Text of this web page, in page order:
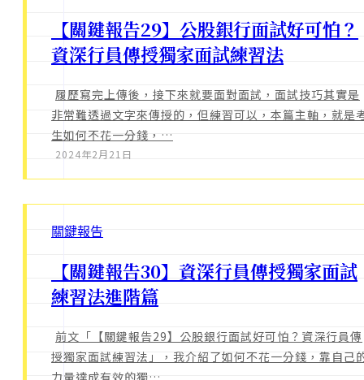
【關鍵報告29】公股銀行面試好可怕？
資深行員傳授獨家面試練習法
履歷寫完上傳後，接下來就要面對面試，面試技巧其實是
非常難透過文字來傳授的，但練習可以，本篇主軸，就是
生如何不花一分錢，…
2024年2月21日
關鍵報告
【關鍵報告30】資深行員傳授獨家面試
練習法進階篇
前文「【關鍵報告29】公股銀行面試好可怕？資深行員傳
授獨家面試練習法」，我介紹了如何不花一分錢，靠自己
力量達成有效的獨…